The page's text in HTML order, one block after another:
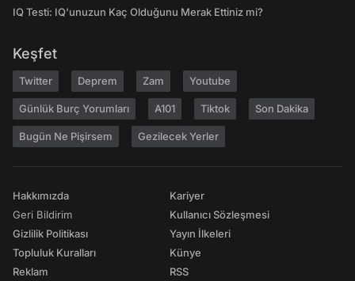
IQ Testi: IQ'unuzun Kaç Olduğunu Merak Ettiniz mi?
Keşfet
Twitter Deprem Zam Youtube
Günlük Burç Yorumları A101 Tiktok Son Dakika
Bugün Ne Pişirsem Gezilecek Yerler
Hakkımızda
Geri Bildirim
Gizlilik Politikası
Topluluk Kuralları
Reklam
Kariyer
Kullanıcı Sözleşmesi
Yayın İlkeleri
Künye
RSS